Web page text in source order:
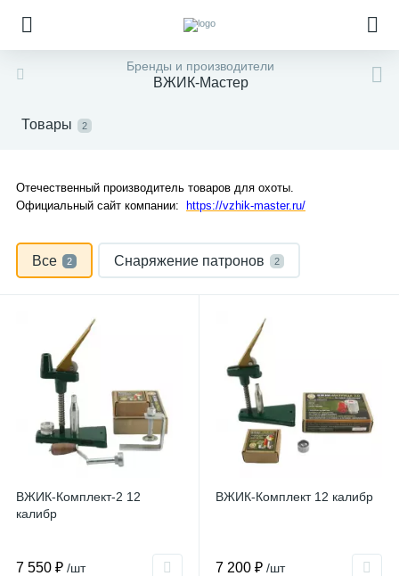
Бренды и производители
ВЖИК-Мастер
Товары 2
Отечественный производитель товаров для охоты.
Официальный сайт компании:
https://vzhik-master.ru/
Все 2 Снаряжение патронов 2
ВЖИК-Комплект-2 12
калибр
7 550 ₽ /шт
ВЖИК-Комплект 12 калибр
7 200 ₽ /шт